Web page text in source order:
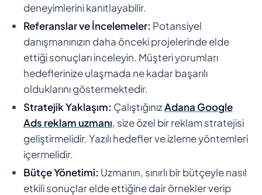
deneyimlerini kanıtlayabilir.
Referanslar ve İncelemeler: Potansiyel
danışmanınızın daha önceki projelerinde elde
ettiği sonuçları inceleyin. Müşteri yorumları
hedeflerinize ulaşmada ne kadar başarılı
olduklarını göstermektedir.
Stratejik Yaklaşım: ÇalıştığınızAdana Google
Ads reklam uzmanı, size özel bir reklam stratejisi
geliştirmelidir. Yazılı hedefler ve izleme yöntemleri
içermelidir.
Bütçe Yönetimi: Uzmanın, sınırlı bir bütçeyle nasıl
etkili sonuçlar elde ettiğine dair örnekler verip